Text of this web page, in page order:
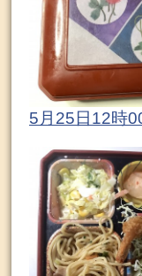
5月25日12時